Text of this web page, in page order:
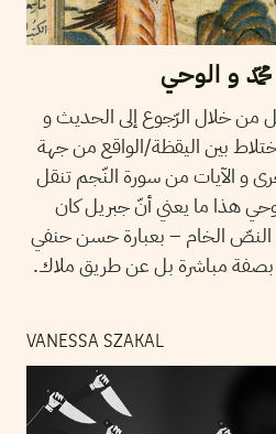
من خلال الرّجوع إلى الحديث و
بين اليقظة/الواقع من جهة
و الآيات من سورة النّجم تنقل
هذا ما يعني أنّ جبريل كان
النصّ الخام – بعبارة حسن حنفي
له بصفة مباشرة بل عن طريق ملاك.
VANESSA SZAKAL